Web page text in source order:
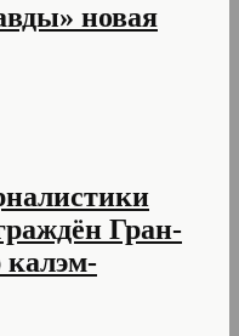
новая
Гран-
калэм-